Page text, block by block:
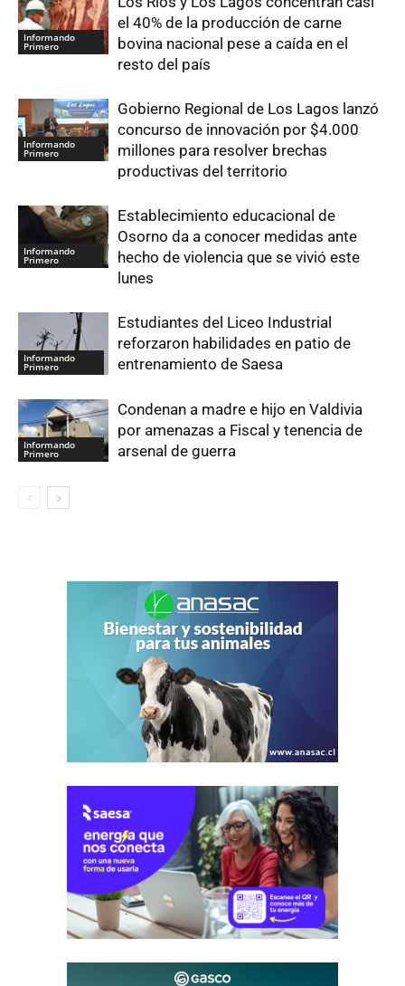
Informando
Primero
el 40% de la producción de carne
bovina nacional pese a caída en el
resto del país
Informando
Primero
Gobierno Regional de Los Lagos lanzó
concurso de innovación por $4.000
millones para resolver brechas
productivas del territorio
Informando
Primero
Establecimiento educacional de
Osorno da a conocer medidas ante
hecho de violencia que se vivió este
lunes
Informando
Primero
Estudiantes del Liceo Industrial
reforzaron habilidades en patio de
entrenamiento de Saesa
Informando
Primero
Condenan a madre e hijo en Valdivia
por amenazas a Fiscal y tenencia de
arsenal de guerra